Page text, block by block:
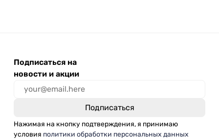
Подписаться на
новости и акции
Нажимая на кнопку подтверждения, я принимаю
условия политики обработки персональных данных